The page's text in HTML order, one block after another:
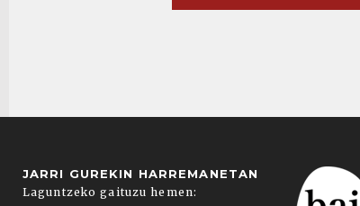
JARRI GUREKIN HARREMANETAN
Laguntzeko gaituzu hemen: